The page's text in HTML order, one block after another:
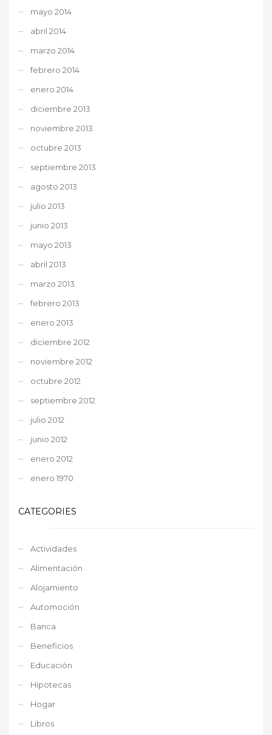
mayo 2014
abril 2014
marzo 2014
febrero 2014
enero 2014
diciembre 2013
noviembre 2013
octubre 2013
septiembre 2013
agosto 2013
julio 2013
junio 2013
mayo 2013
abril 2013
marzo 2013
febrero 2013
enero 2013
diciembre 2012
noviembre 2012
octubre 2012
septiembre 2012
julio 2012
junio 2012
enero 2012
enero 1970
CATEGORIES
Actividades
Alimentación
Alojamiento
Automoción
Banca
Beneficios
Educación
Hipotecas
Hogar
Libros